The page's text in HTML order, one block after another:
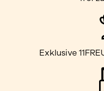
Exklusive